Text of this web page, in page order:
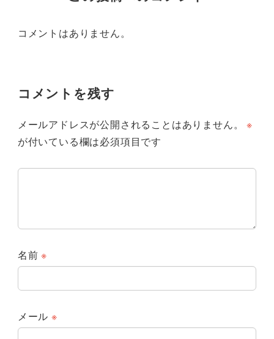
コメントはありません。
コメントを残す
メールアドレスが公開されることはありません。
※
が付いている欄は必須項目です
名前※
メール ※